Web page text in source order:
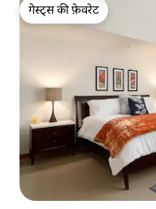
गेस्ट्स की फ़ेवरेट
गेस्ट्स की फ़ेवरेट